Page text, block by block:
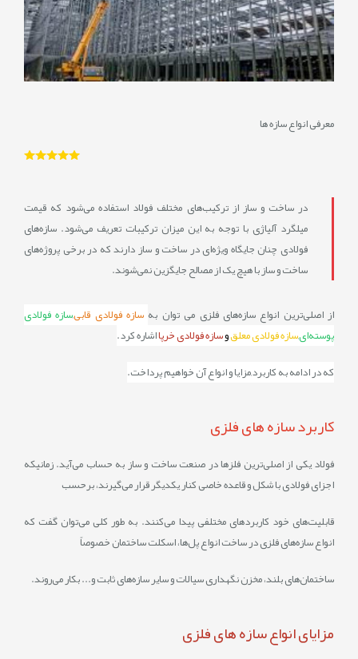
معرفی انواع سازه ها
در ساخت و ساز از ترکیب‌های مختلف فولاد استفاده می‌شود که قیمت
میلگرد آلیاژی با توجه به این میزان ترکیبات تعریف می‌شود. سازه‌های
فولادی چنان جایگاه ویژه‌ای در ساخت‌ و‌ ساز دارند که در برخی پروژه‌های
ساخت‌ و‌ ساز با هیچ یک از مصالح جایگزین نمی‌شوند.
از اصلی‌ترین انواع سازه‌های فلزی می توان به سازه فولادی قابی,سازه فولادی
پوسته‌ای,سازه فولادی معلقوسازه فولادی خرپااشاره کرد.
که در ادامه به کاربرد,مزایا و انواع آن خواهیم پرداخت.
کاربرد سازه‌ های فلزی
فولاد یکی از اصلی‌ترین فلزها در صنعت ساخت‌ و‌ ساز به‌ حساب می‌آید. زمانیکه
اجزای فولادی با شکل و قاعده خاصی کنار یکدیگر قرار می‌گیرند، برحسب
قابلیت‌های خود کاربردهای مختلفی پیدا می‌کنند. به‌ طور‌ کلی می‌توان گفت که
انواع سازه‌های فلزی در ساخت انواع پل‌ها، اسکلت ساختمان خصوصاً
ساختمان‌های بلند، مخزن نگهداری سیالات و سایر سازه‌های ثابت و... بکار می‌روند.
مزایای انواع سازه‌ های فلزی